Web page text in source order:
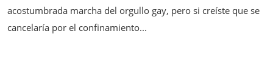
acostumbrada marcha del orgullo gay, pero si creíste que se
cancelaría por el confinamiento...